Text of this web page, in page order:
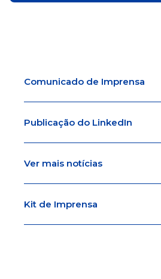
Comunicado de Imprensa
Publicação do LinkedIn
Ver mais notícias
Kit de Imprensa